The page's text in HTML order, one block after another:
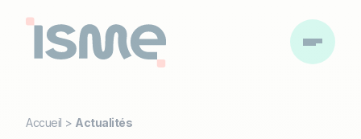
Accueil > Actualités